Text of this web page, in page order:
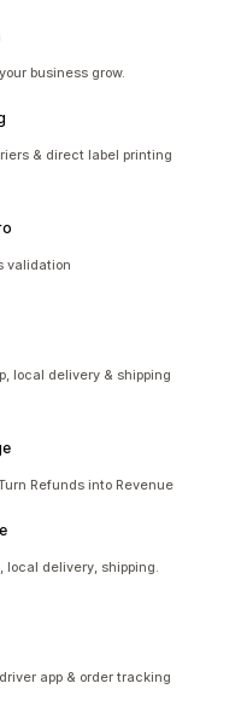
business grow.
& direct label printing
validation
local delivery & shipping
Refunds into Revenue
local delivery, shipping.
app & order tracking